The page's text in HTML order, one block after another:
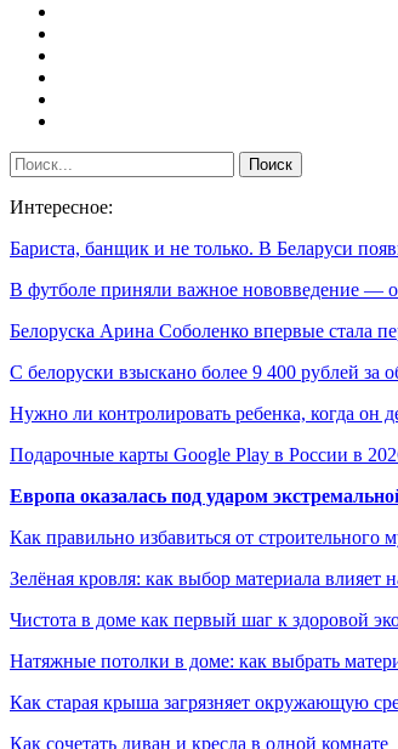
Интересное:
Бариста, банщик и не только. В Беларуси
В футболе приняли важное нововведение —
Белоруска Арина Соболенко впервые стала
С белоруски взыскано более 9 400 рублей за
Нужно ли контролировать ребенка, когда он
Подарочные карты Google Play в России в
Европа оказалась под ударом
Как правильно избавиться от строительного
Зелёная кровля: как выбор материала влияет
Чистота в доме как первый шаг к здоровой
Натяжные потолки в доме: как выбрать
Как старая крыша загрязняет окружающую
Как сочетать диван и кресла в одной комнате